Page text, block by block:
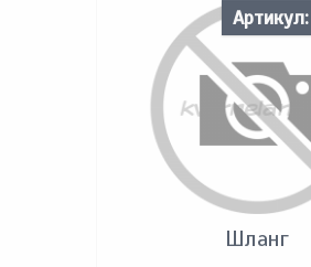
Артикул:
Шланг